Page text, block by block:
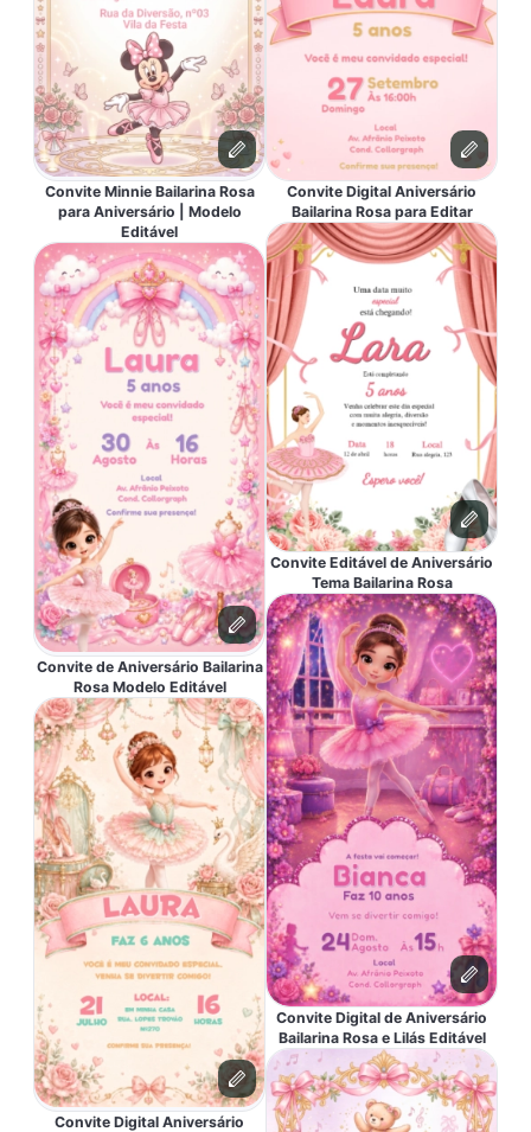
Convite Minnie Bailarina Rosa
para Aniversário | Modelo
Editável
Convite de Aniversário Bailarina
Rosa Modelo Editável
Convite Digital Aniversário
Convite Digital Aniversário
Bailarina Rosa para Editar
Convite Editável de Aniversário
Tema Bailarina Rosa
Convite Digital de Aniversário
Bailarina Rosa e Lilás Editável